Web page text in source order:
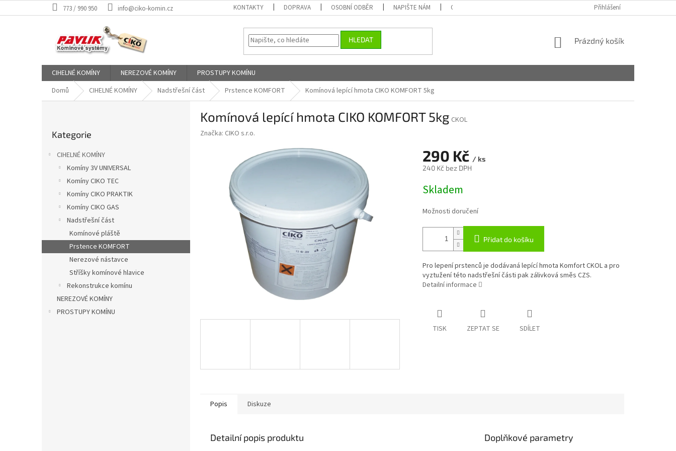
na
773 / 990 950 info@ciko-komin.cz KONTAKTY DOPRAVA OSOBNÍ ODBĚR NAPIŠTE NÁM OBCHODNÍ PODMÍNKY PODMÍNKY OCHRANY OSOBNÍCH ÚDAJŮ
Přihlášení
HLEDAT
NÁKUPNÍ
Prázdný košík
CIHELNÉ KOMÍNY NEREZOVÉ KOMÍNY
PROSTUPY KOMÍNU
Domů
CIHELNÉ KOMÍNY Nadstřešní část Prstence KOMFORT Komínová lepící hmota CIKO KOMFORT 5kg
e
l
kategorie
Kategorie
CIHELNÉ KOMÍNY
Komíny 3V UNIVERSAL
Komíny CIKO TEC
Komíny CIKO PRAKTIK
Komíny CIKO GAS
Nadstřešní část
Komínové pláště
Prstence KOMFORT
Nerezové nástavce
Stříšky komínové hlavice
Rekonstrukce komínu
NEREZOVÉ KOMÍNY
PROSTUPY KOMÍNU
Komínová lepící hmota CIKO KOMFORT 5kg CKOL
Značka: CIKO s.r.o.
290 Kč / ks
240 Kč bez DPH
cena:
Skladem
Možnosti doručení
Přidat do košíku
Pro lepení prstenců je dodávaná lepící hmota Komfort CKOL a pro
vyztužení této nadstřešní části pak zálivková směs CZS.
Detailní informace
TISK ZEPTAT SE SDÍLET
Popis Diskuze
Detailní popis produktu Doplňkové parametry